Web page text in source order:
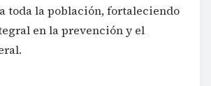
toda la población, fortaleciendo
en la prevención y el